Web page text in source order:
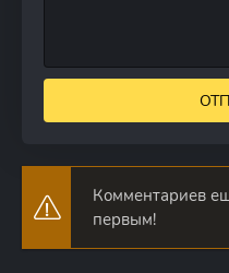
Комментариев
первым!